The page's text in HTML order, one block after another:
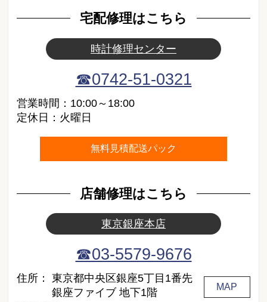
宅配修理はこちら
時計修理センター
☎0742-51-0321
営業時間：10:00～18:00
定休日：火曜日
無料見積配送パック
店舗修理はこちら
東京銀座本店
☎03-5579-9676
住所：
東京都中央区銀座5丁目1番先
銀座ファイブ 地下1階
MAP